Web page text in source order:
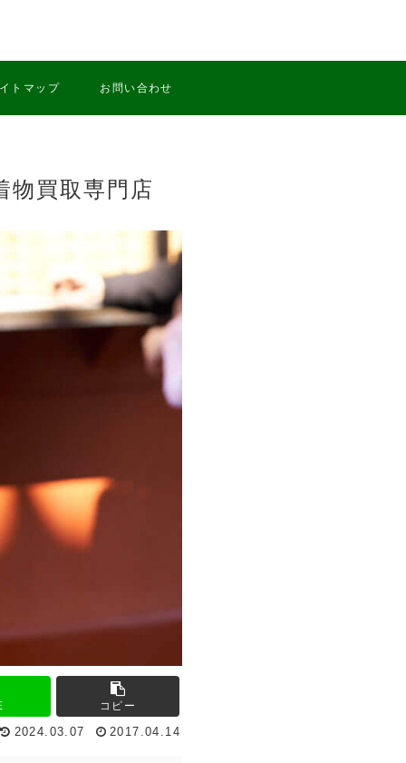
トマップ お問い合わせ
物買取専門店
コピー
2024.03.07 2017.04.14